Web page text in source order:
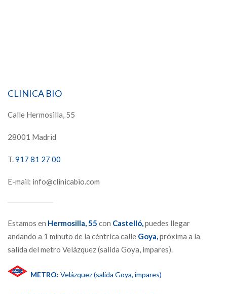
CLINICA BIO
Calle Hermosilla, 55
28001 Madrid
T.917 81 27 00
E-mail: info@clinicabio.com
Estamos en Hermosilla,55 con Castelló,puedes llegar
andando a 1 minuto de la céntrica calle Goya,próxima a la
salida del metro Velázquez (salida Goya, impares).
METRO: Velázquez (salida Goya, impares)